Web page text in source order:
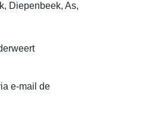
Diepenbeek, As,
e-mail de